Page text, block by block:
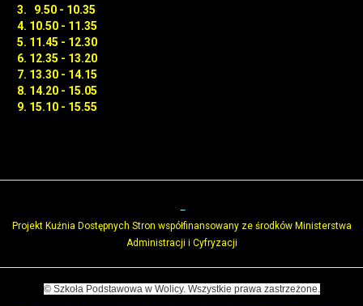
3. 9.50 - 10.35
4. 10.50 - 11.35
5. 11.45 - 12.30
6. 12.35 - 13.20
7. 13.30 - 14.15
8. 14.20 - 15.05
9. 15.10 - 15.55
Projekt Kuźnia Dostępnych Stron współfinansowany ze środków Ministerstwa
Administracji i Cyfryzacji
© Szkoła Podstawowa w Wolicy. Wszystkie prawa zastrzeżone.